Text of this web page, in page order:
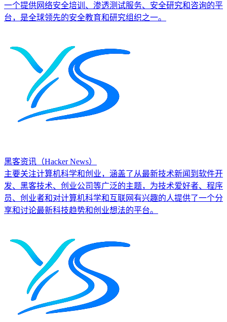
一个提供网络安全培训、渗透测试服务、安全研究和咨询的平
台，是全球领先的安全教育和研究组织之一。
黑客资讯（Hacker News）
主要关注计算机科学和创业，涵盖了从最新技术新闻到软件开
发、黑客技术、创业公司等广泛的主题，为技术爱好者、程序
员、创业者和对计算机科学和互联网有兴趣的人提供了一个分
享和讨论最新科技趋势和创业想法的平台。